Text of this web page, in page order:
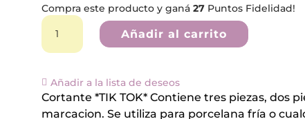
Compra este producto y ganá 27Puntos Fidelidad!
Cortante
*TIK
TOK*
Añadir al carrito
Añadir a la lista de deseos
Cortante *TIK TOK* Contiene tres piezas, dos
marcacion. Se utiliza para porcelana fría o